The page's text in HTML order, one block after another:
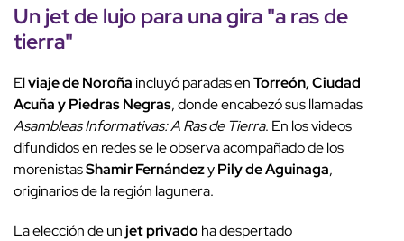
Un jet de lujo para una gira "a ras de
tierra"
Elviaje de Noroñaincluyó paradas enTorreón, Ciudad
Acuña y Piedras Negras, donde encabezó sus llamadas
Asambleas Informativas: A Ras de Tierra. En los videos
difundidos en redes se le observa acompañado de los
morenistasShamir FernándezyPily de Aguinaga,
originarios de la región lagunera.
La elección de unjet privadoha despertado